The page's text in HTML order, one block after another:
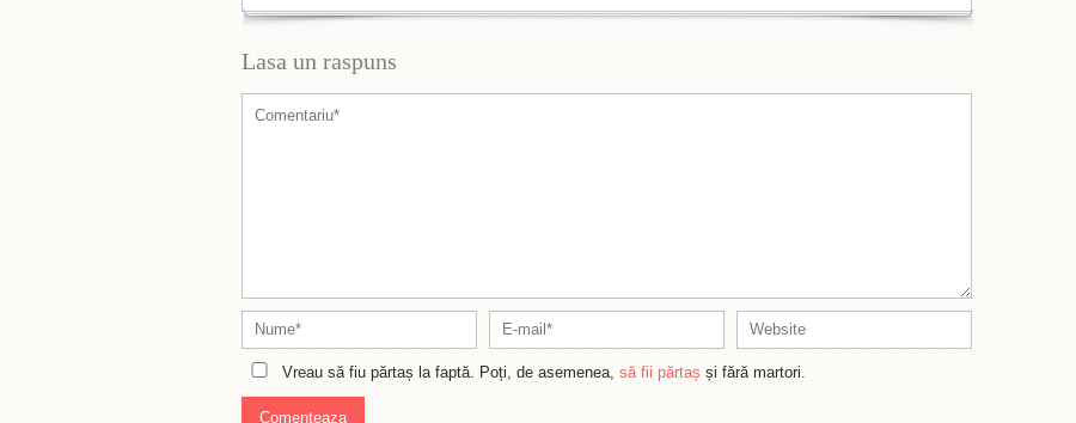
Lasa un raspuns
Vreau să fiu părtaș la faptă. Poți, de asemenea, să fii părtaș și fără martori.